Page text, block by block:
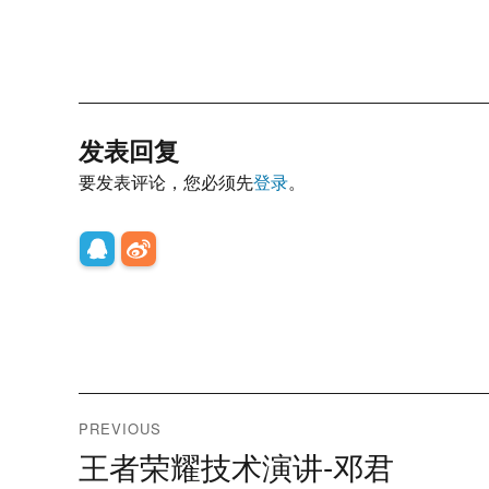
发表回复
要发表评论，您必须先登录。
文
章
PREVIOUS
Previous
post:
王者荣耀技术演讲-邓君